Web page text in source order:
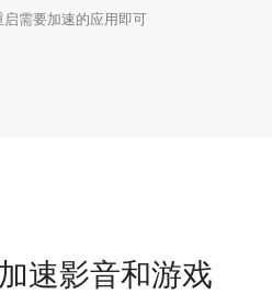
启需要加速的应用即可
速影音和游戏